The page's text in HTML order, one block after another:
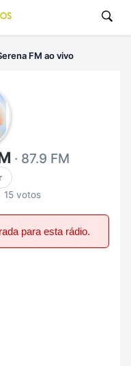
FM ao vivo
· 87.9 FM
15 votos
para esta rádio.